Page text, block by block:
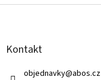
Kontakt
objednavky@abos.cz